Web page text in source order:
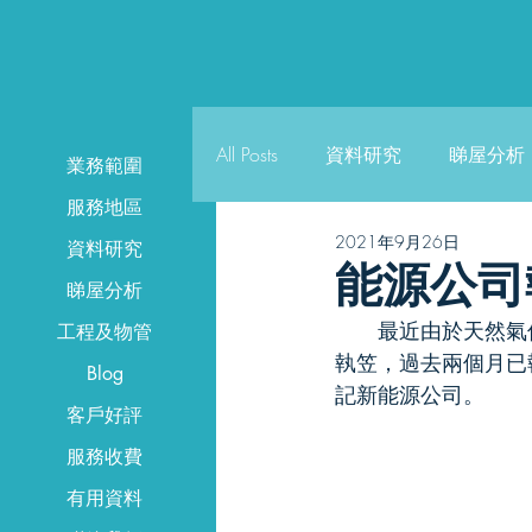
曼城物
業務範圍
服務地區
資料研究
睇屋分析
工程及物管
Blog
客戶好評
服務收費
有用資料
All Posts 資料研究 睇屋分析
能源公
2021年9月26日
最近由於天然氣
執笠，過去兩個月已
記新能源公司。